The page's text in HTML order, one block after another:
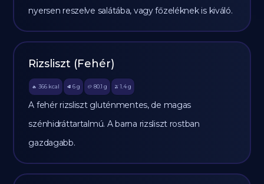
nyersen reszelve salátába, vagy főzeléknek is kiváló.
Rizsliszt (Fehér)
🔥 366 kcal 🥩 6 g 🥔 80.1 g 🫒 1.4 g
A fehér rizsliszt gluténmentes, de magas
szénhidráttartalmú. A barna rizsliszt rostban
gazdagabb.